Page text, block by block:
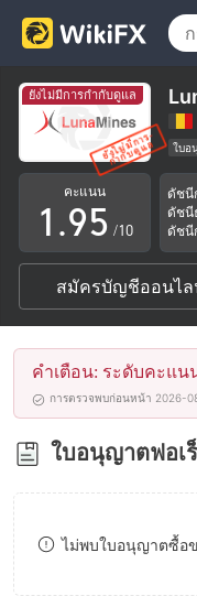
ยังไม่มีการกำกับดูแล
ใบอ
กลุ่ม
ระวั
คะแนน
0
1
2
3
4
5
6
7
8
.
5
6
7
8
9
1
2
3
4
5
6
7
8
9
/10
ดัชนี
ดัชนี
สมัครบัญชีออนไ
คำเตือน: ระดับคะแน
การตรวจพบก่อนหน้า 2026-
ใบอนุญาตฟอเ
ไม่พบใบอนุญาตซื้อข